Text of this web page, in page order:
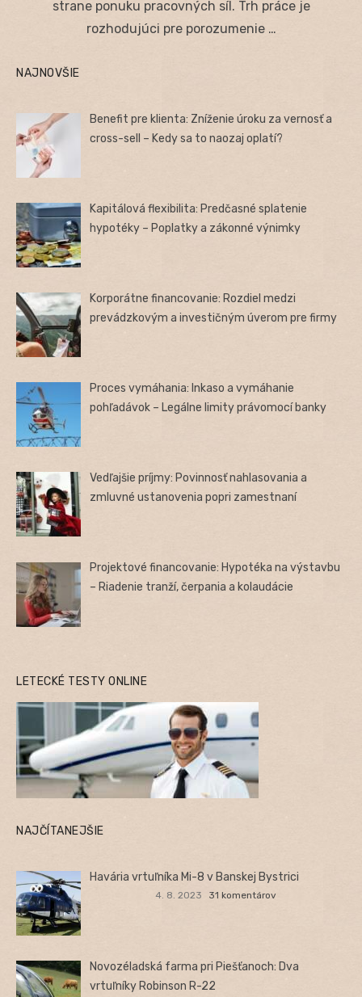
strane ponuku pracovných síl. Trh práce je
rozhodujúci pre porozumenie …
NAJNOVŠIE
Benefit pre klienta: Zníženie úroku za vernosť a
cross-sell – Kedy sa to naozaj oplatí?
Kapitálová flexibilita: Predčasné splatenie
hypotéky – Poplatky a zákonné výnimky
Korporátne financovanie: Rozdiel medzi
prevádzkovým a investičným úverom pre firmy
Proces vymáhania: Inkaso a vymáhanie
pohľadávok – Legálne limity právomocí banky
Vedľajšie príjmy: Povinnosť nahlasovania a
zmluvné ustanovenia popri zamestnaní
Projektové financovanie: Hypotéka na výstavbu
– Riadenie tranží, čerpania a kolaudácie
LETECKÉ TESTY ONLINE
NAJČÍTANEJŠIE
Havária vrtuľníka Mi-8 v Banskej Bystrici
4. 8. 2023 31 komentárov
Novozéladská farma pri Piešťanoch: Dva
vrtuľníky Robinson R-22